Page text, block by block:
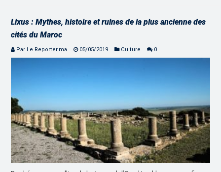
Lixus : Mythes, histoire et ruines de la plus ancienne des
cités du Maroc
Par Le Reporter.ma 05/05/2019 Culture 0